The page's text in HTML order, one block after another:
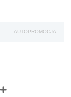
AUTOPROMOCJA